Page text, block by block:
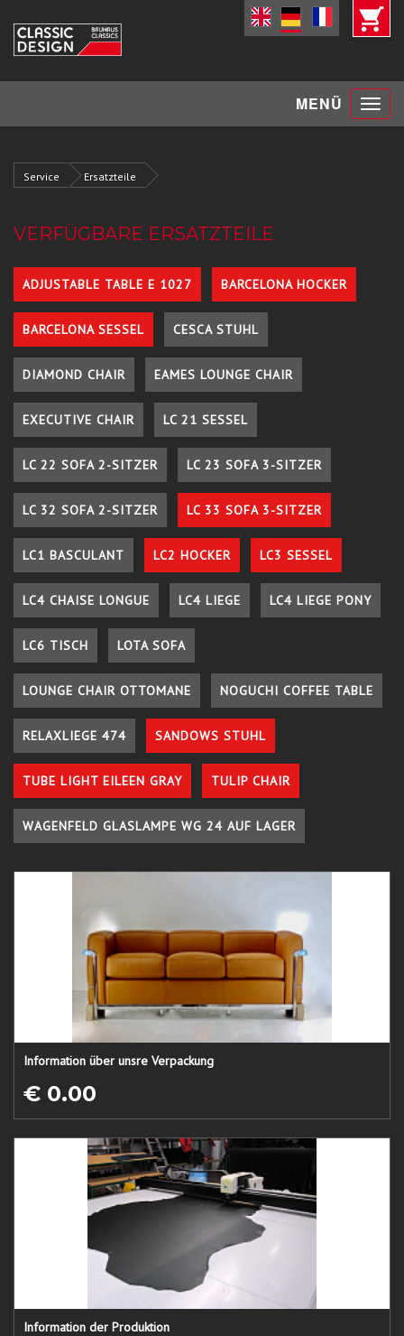
MENÜ Toggle
Service Ersatzteile
VERFÜGBARE ERSATZTEILE
ADJUSTABLE TABLE E 1027 BARCELONA HOCKER
BARCELONA SESSEL CESCA STUHL
DIAMOND CHAIR EAMES LOUNGE CHAIR
EXECUTIVE CHAIR LC 21 SESSEL
LC 22 SOFA 2-SITZER LC 23 SOFA 3-SITZER
LC 32 SOFA 2-SITZER LC 33 SOFA 3-SITZER
LC1 BASCULANT LC2 HOCKER LC3 SESSEL
LC4 CHAISE LONGUE LC4 LIEGE LC4 LIEGE PONY
LC6 TISCH LOTA SOFA
LOUNGE CHAIR OTTOMANE NOGUCHI COFFEE TABLE
RELAXLIEGE 474 SANDOWS STUHL
TUBE LIGHT EILEEN GRAY TULIP CHAIR
WAGENFELD GLASLAMPE WG 24 AUF LAGER
Information über unsre Verpackung
€ 0.00
Information der Produktion